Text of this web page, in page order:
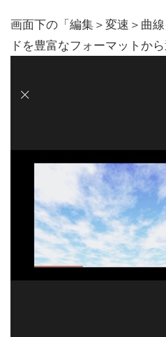
画面下の「編集＞変速＞曲
ドを豊富なフォーマットから